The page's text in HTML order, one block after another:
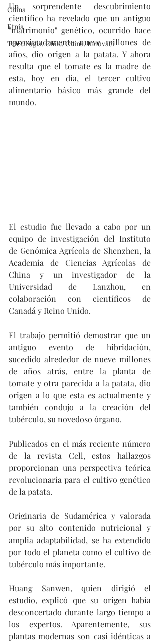
China
Etnia
Telecirugía, Chile, China, Innovaci
Un sorprendente descubrimiento
científico ha revelado que un antiguo
"matrimonio" genético, ocurrido hace
aproximadamente nueve millones de
años, dio origen a la patata. Y ahora
resulta que el tomate es la madre de
esta, hoy en día, el tercer cultivo
alimentario básico más grande del
mundo.
El estudio fue llevado a cabo por un
equipo de investigación del Instituto
de Genómica Agrícola de Shenzhen, la
Academia de Ciencias Agrícolas de
China y un investigador de la
Universidad de Lanzhou, en
colaboración con científicos de
Canadá y Reino Unido.
El trabajo permitió demostrar que un
antiguo evento de hibridación,
sucedido alrededor de nueve millones
de años atrás, entre la planta de
tomate y otra parecida a la patata, dio
origen a lo que esta es actualmente y
también condujo a la creación del
tubérculo, su novedoso órgano.
Publicados en el más reciente número
de la revista Cell, estos hallazgos
proporcionan una perspectiva teórica
revolucionaria para el cultivo genético
de la patata.
Originaria de Sudamérica y valorada
por su alto contenido nutricional y
amplia adaptabilidad, se ha extendido
por todo el planeta como el cultivo de
tubérculo más importante.
Huang Sanwen, quien dirigió el
estudio, explicó que su origen había
desconcertado durante largo tiempo a
los expertos. Aparentemente, sus
plantas modernas son casi idénticas a